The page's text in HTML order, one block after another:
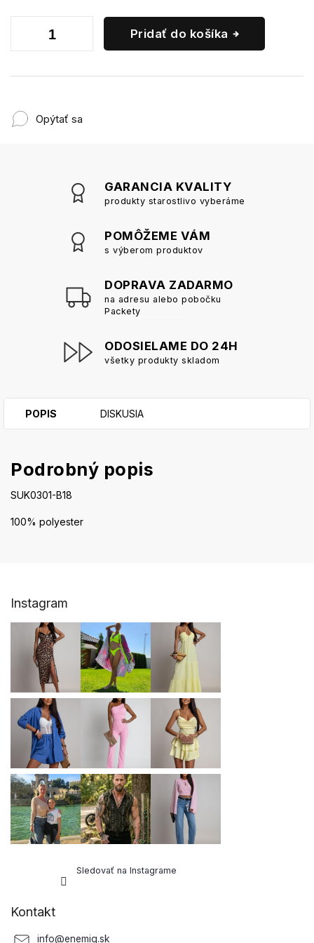
Pridať do košíka
Opýtať sa
GARANCIA KVALITY
produkty starostlivo vyberáme
POMÔŽEME VÁM
s výberom produktov
DOPRAVA ZADARMO
na adresu alebo pobočku
Packety
ODOSIELAME DO 24H
všetky produkty skladom
POPIS DISKUSIA
Podrobný popis
SUK0301-B18
100% polyester
Instagram
Sledovať na Instagrame
Kontakt
info@enemiq.sk